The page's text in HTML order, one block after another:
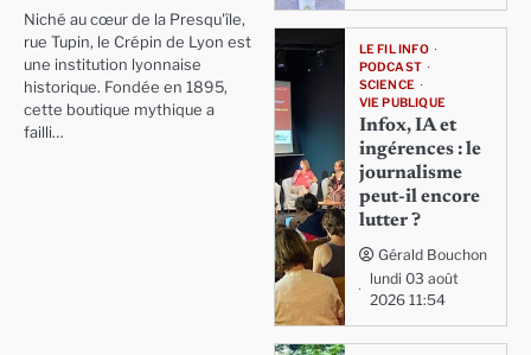
Niché au cœur de la Presqu'île,
rue Tupin, le Crépin de Lyon est
une institution lyonnaise
historique. Fondée en 1895,
cette boutique mythique a
failli…
LE FIL INFO
PODCAST
SCIENCE
VIE PUBLIQUE
Infox, IA et
ingérences : le
journalisme
peut-il encore
lutter ?
Gérald Bouchon
lundi 03 août
2026 11:54